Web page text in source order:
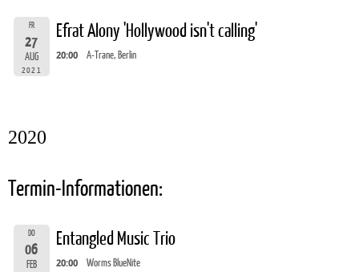
FR
27
AUG
2021
Efrat Alony 'Hollywood isn't calling'
20:00 A-Trane, Berlin
2020
Termin-Informationen:
DO
06
FEB
Entangled Music Trio
20:00 Worms BlueNite